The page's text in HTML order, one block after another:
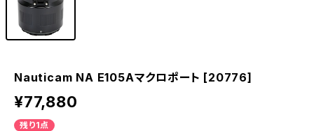
Nauticam NA E105Aマクロポート [20776]
¥77,880
残り1点